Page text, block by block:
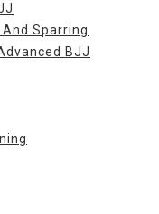
Sparring
BJJ